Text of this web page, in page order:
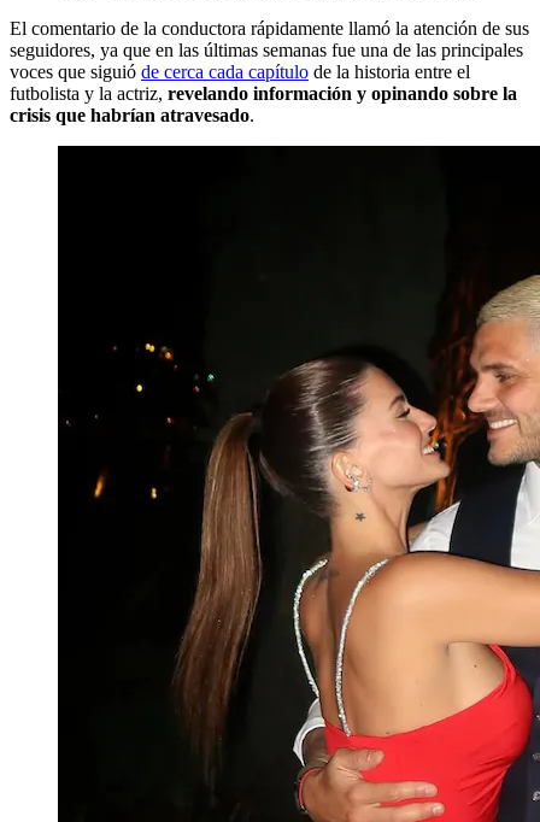
El comentario de la conductora rápidamente llamó la atención de sus
seguidores, ya que en las últimas semanas fue una de las principales
voces que siguió de cerca cada capítulo de la historia entre el
futbolista y la actriz, revelando información y opinando sobre la
crisis que habrían atravesado.